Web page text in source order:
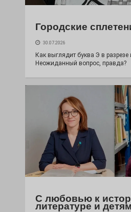
Городские
30.07.2026
Как выглядит буква Э в разрезе
Неожиданный вопрос, правда?
С любовью к
литературе и детям